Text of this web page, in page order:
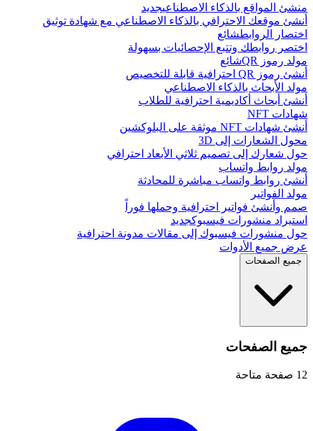
منشئ المواقع بالذكاء الاصطناعيجديد
أنشئ موقعك الاحترافي بالذكاء الاصطناعي مع شهادة توثيق
اختصار الروابطشائع
اختصر روابطك وتتبع الإحصائيات بسهولة
مولد رموز QR
شائع
أنشئ رموز QR احترافية قابلة للتخصيص
مولد الأبحاث بالذكاء الاصطناعي
أنشئ أبحاث أكاديمية احترافية للطلاب
شهادات NFT
أنشئ شهادات NFT موثقة على البلوكشين
محول الشعارات إلى 3D
حول شعارك إلى تصميم ثلاثي الأبعاد احترافي
مولد روابط واتساب
أنشئ روابط واتساب مباشرة للمحادثة
مولد الفواتير
صمم وأنشئ فواتير احترافية وحملها فوراً
استيراد منشورات فيسبوكجديد
حول منشورات فيسبوك إلى مقالات مدونة احترافية
عرض جميع الأدوات
جميع الصفحات
جميع الصفحات
12 صفحة متاحة